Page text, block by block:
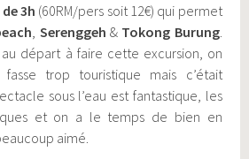
3h (60RM/pers soit 12€) qui permet
Serenggeh & Tokong Burung.
départ à faire cette excursion, on
trop touristique mais c’était
sous l’eau est fantastique, les
et on a le temps de bien en
aimé.